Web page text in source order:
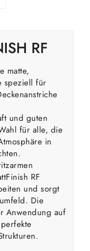
RF
matte,
speziell für
und guten
für alle, die
in
RF
und sorgt
Die
Anwendung auf